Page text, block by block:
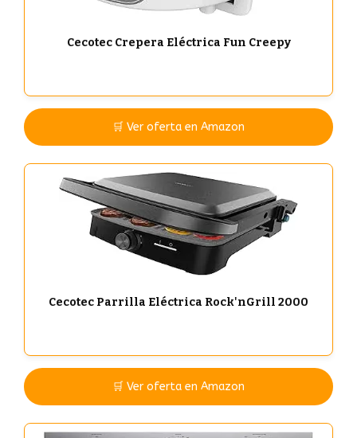
Cecotec Crepera Eléctrica Fun Creepy
🛒 Ver oferta en Amazon
Cecotec Parrilla Eléctrica Rock'nGrill 2000
🛒 Ver oferta en Amazon